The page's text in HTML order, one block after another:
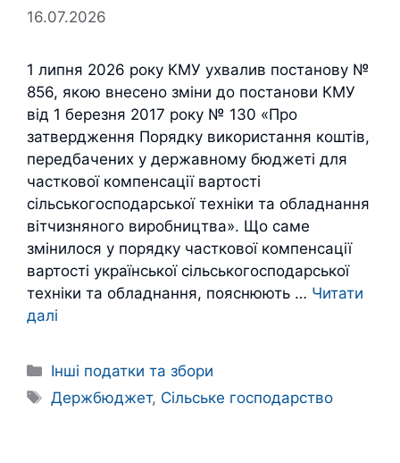
16.07.2026
1 липня 2026 року КМУ ухвалив постанову №
856, якою внесено зміни до постанови КМУ
від 1 березня 2017 року № 130 «Про
затвердження Порядку використання коштів,
передбачених у державному бюджеті для
часткової компенсації вартості
сільськогосподарської техніки та обладнання
вітчизняного виробництва». Що саме
змінилося у порядку часткової компенсації
вартості української сільськогосподарської
техніки та обладнання, пояснюють … Читати
далі
Категорії
Інші податки та збори
Позначки
Держбюджет, Сільське господарство